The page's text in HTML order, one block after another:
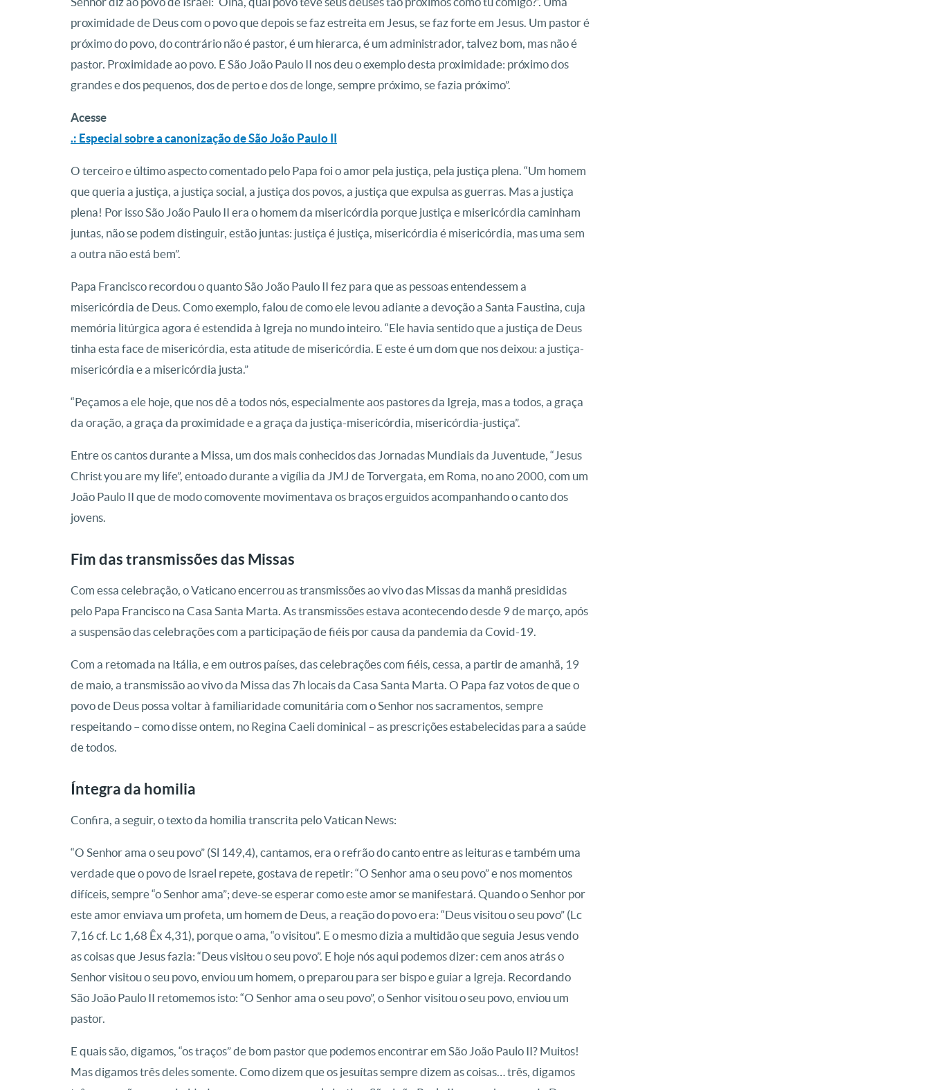
proximidade de Deus com o povo que depois se faz estreita em Jesus, se faz forte em Jesus. Um pastor é
próximo do povo, do contrário não é pastor, é um hierarca, é um administrador, talvez bom, mas não é
pastor. Proximidade ao povo. E São João Paulo II nos deu o exemplo desta proximidade: próximo dos
grandes e dos pequenos, dos de perto e dos de longe, sempre próximo, se fazia próximo”.
Acesse
.: Especial sobre a canonização de São João Paulo II
O terceiro e último aspecto comentado pelo Papa foi o amor pela justiça, pela justiça plena. “Um homem
que queria a justiça, a justiça social, a justiça dos povos, a justiça que expulsa as guerras. Mas a justiça
plena! Por isso São João Paulo II era o homem da misericórdia porque justiça e misericórdia caminham
juntas, não se podem distinguir, estão juntas: justiça é justiça, misericórdia é misericórdia, mas uma sem
a outra não está bem”.
Papa Francisco recordou o quanto São João Paulo II fez para que as pessoas entendessem a
misericórdia de Deus. Como exemplo, falou de como ele levou adiante a devoção a Santa Faustina, cuja
memória litúrgica agora é estendida à Igreja no mundo inteiro. “Ele havia sentido que a justiça de Deus
tinha esta face de misericórdia, esta atitude de misericórdia. E este é um dom que nos deixou: a justiça-
misericórdia e a misericórdia justa.”
“Peçamos a ele hoje, que nos dê a todos nós, especialmente aos pastores da Igreja, mas a todos, a graça
da oração, a graça da proximidade e a graça da justiça-misericórdia, misericórdia-justiça”.
Entre os cantos durante a Missa, um dos mais conhecidos das Jornadas Mundiais da Juventude, “Jesus
Christ you are my life”, entoado durante a vigília da JMJ de Torvergata, em Roma, no ano 2000, com um
João Paulo II que de modo comovente movimentava os braços erguidos acompanhando o canto dos
jovens.
Fim das transmissões das Missas
Com essa celebração, o Vaticano encerrou as transmissões ao vivo das Missas da manhã presididas
pelo Papa Francisco na Casa Santa Marta. As transmissões estava acontecendo desde 9 de março, após
a suspensão das celebrações com a participação de fiéis por causa da pandemia da Covid-19.
Com a retomada na Itália, e em outros países, das celebrações com fiéis, cessa, a partir de amanhã, 19
de maio, a transmissão ao vivo da Missa das 7h locais da Casa Santa Marta. O Papa faz votos de que o
povo de Deus possa voltar à familiaridade comunitária com o Senhor nos sacramentos, sempre
respeitando – como disse ontem, no Regina Caeli dominical – as prescrições estabelecidas para a saúde
de todos.
Íntegra da homilia
Confira, a seguir, o texto da homilia transcrita pelo Vatican News:
“O Senhor ama o seu povo” (Sl 149,4), cantamos, era o refrão do canto entre as leituras e também uma
verdade que o povo de Israel repete, gostava de repetir: “O Senhor ama o seu povo” e nos momentos
difíceis, sempre “o Senhor ama”; deve-se esperar como este amor se manifestará. Quando o Senhor por
este amor enviava um profeta, um homem de Deus, a reação do povo era: “Deus visitou o seu povo” (Lc
7,16 cf. Lc 1,68 Êx 4,31), porque o ama, “o visitou”. E o mesmo dizia a multidão que seguia Jesus vendo
as coisas que Jesus fazia: “Deus visitou o seu povo”. E hoje nós aqui podemos dizer: cem anos atrás o
Senhor visitou o seu povo, enviou um homem, o preparou para ser bispo e guiar a Igreja. Recordando
São João Paulo II retomemos isto: “O Senhor ama o seu povo”, o Senhor visitou o seu povo, enviou um
pastor.
E quais são, digamos, “os traços” de bom pastor que podemos encontrar em São João Paulo II? Muitos!
Mas digamos três deles somente. Como dizem que os jesuítas sempre dizem as coisas… três, digamos